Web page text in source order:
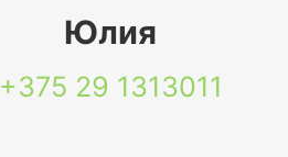
Юлия
+375 29 1313011